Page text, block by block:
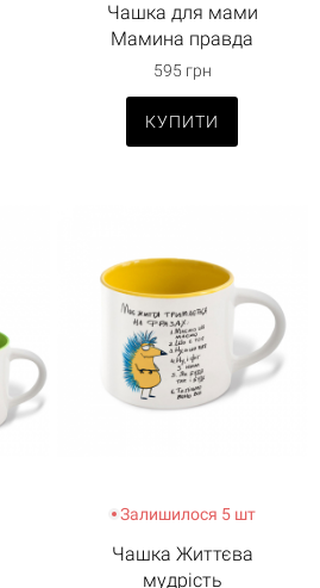
Чашка для мами
Мамина правда
595 грн
КУПИТИ
Залишилося 5 шт
Чашка Життєва
мудрість